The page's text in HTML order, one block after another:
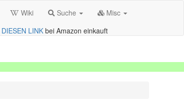
Wiki Suche
Misc
DIESEN LINK bei Amazon einkauft